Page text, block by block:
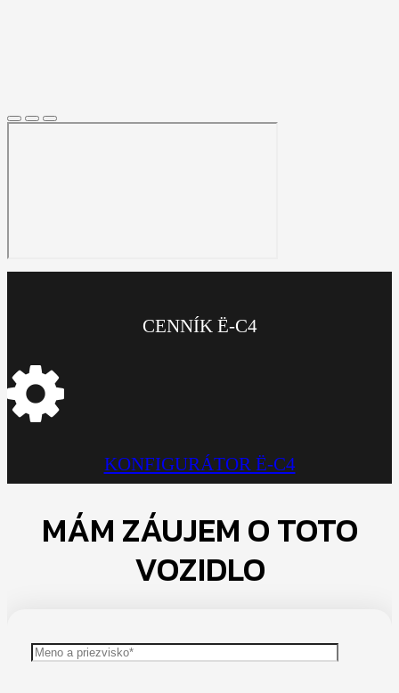
CENNÍK Ë-C4
KONFIGURÁTOR Ë-C4
MÁM ZÁUJEM O TOTO
VOZIDLO